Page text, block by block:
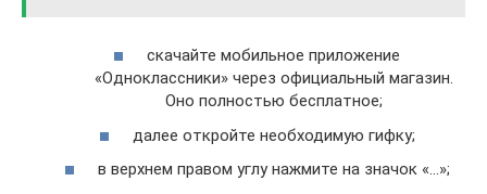
скачайте мобильное приложение
«Одноклассники» через официальный магазин.
Оно полностью бесплатное;
далее откройте необходимую гифку;
в верхнем правом углу нажмите на значок «…»;